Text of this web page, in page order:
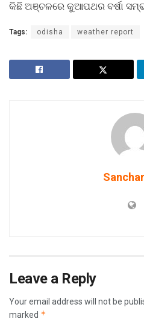
କିଛି ଅଞ୍ଚଳରେ କୁଆପଥର ବର୍ଷା
Tags: odisha weather report
Leave a Reply
Your email address will not be
marked *